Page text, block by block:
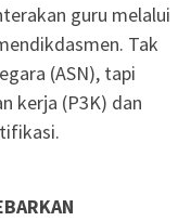
guru melalui
Tak
(ASN), tapi
kerja (P3K) dan